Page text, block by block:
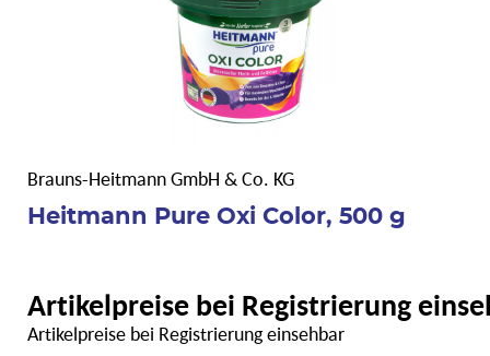
Brauns-Heitmann GmbH & Co. KG
Heitmann Pure Oxi Color, 500 g
Artikelpreise bei Registrierung
Artikelpreise bei Registrierung einsehbar